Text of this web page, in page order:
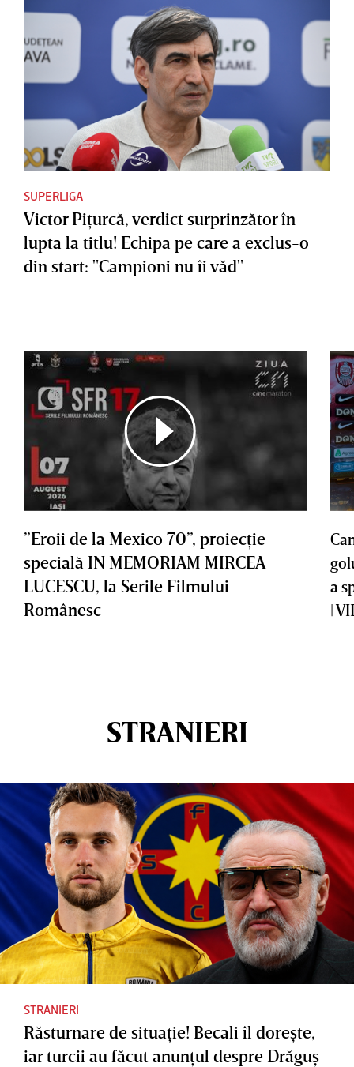
SUPERLIGA
Victor Piţurcă, verdict surprinzător în
lupta la titlu! Echipa pe care a exclus-o
din start: "Campioni nu îi văd"
”Eroii de la Mexico 70”, proiecţie
specială IN MEMORIAM MIRCEA
LUCESCU, la Serile Filmului
Românesc
a
|
STRANIERI
STRANIERI
Răsturnare de situaţie! Becali îl doreşte,
iar turcii au făcut anunţul despre Drăguş